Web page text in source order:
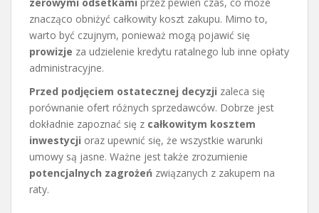
znacząco obniżyć całkowity koszt zakupu. Mimo to,
warto być czujnym, ponieważ mogą pojawić się
prowizje za udzielenie kredytu ratalnego lub inne opłaty
administracyjne.
Przed podjęciem ostatecznej decyzji zaleca się
porównanie ofert różnych sprzedawców. Dobrze jest
dokładnie zapoznać się z całkowitym kosztem
inwestycji oraz upewnić się, że wszystkie warunki
umowy są jasne. Ważne jest także zrozumienie
potencjalnych zagrożeń związanych z zakupem na
raty.